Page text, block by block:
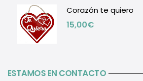
Corazón te quiero
15,00€
ESTAMOS EN CONTACTO